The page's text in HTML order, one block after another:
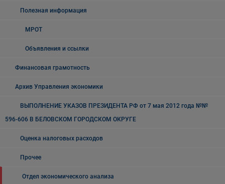
Полезная информация
МРОТ
Объявления и ссылки
Финансовая грамотность
Архив Управления экономики
ВЫПОЛНЕНИЕ УКАЗОВ ПРЕЗИДЕНТА РФ от 7 мая 2012 года №№
596-606 В БЕЛОВСКОМ ГОРОДСКОМ ОКРУГЕ
Оценка налоговых расходов
Прочее
Отдел экономического анализа